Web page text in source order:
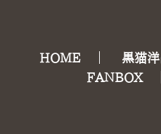
HOME 黒猫洋
FANBOX